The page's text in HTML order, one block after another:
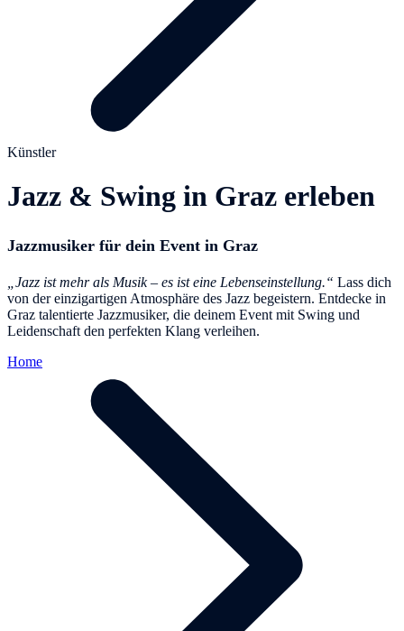
Künstler
Jazz & Swing in Graz erleben
Jazzmusiker für dein Event in Graz
„Jazz ist mehr als Musik – es ist eine Lebenseinstellung.“ Lass dich
von der einzigartigen Atmosphäre des Jazz begeistern. Entdecke in
Graz talentierte Jazzmusiker, die deinem Event mit Swing und
Leidenschaft den perfekten Klang verleihen.
Home